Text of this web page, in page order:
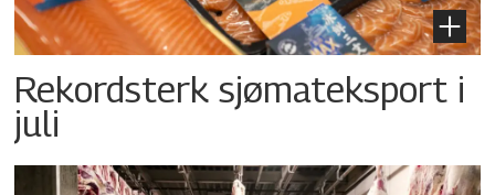
Rekordsterk sjømateksport i
juli